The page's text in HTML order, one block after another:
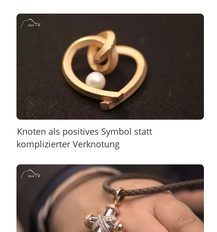
Knoten als positives Symbol statt
komplizierter Verknotung